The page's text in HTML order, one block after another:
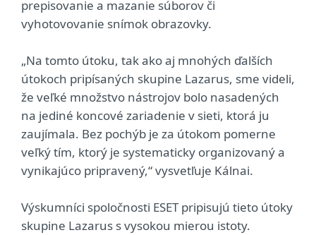
prepisovanie a mazanie súborov či
vyhotovovanie snímok obrazovky.
„Na tomto útoku, tak ako aj mnohých ďalších
útokoch pripísaných skupine Lazarus, sme videli,
že veľké množstvo nástrojov bolo nasadených
na jediné koncové zariadenie v sieti, ktorá ju
zaujímala. Bez pochýb je za útokom pomerne
veľký tím, ktorý je systematicky organizovaný a
vynikajúco pripravený,“ vysvetľuje Kálnai.
Výskumníci spoločnosti ESET pripisujú tieto útoky
skupine Lazarus s vysokou mierou istoty.